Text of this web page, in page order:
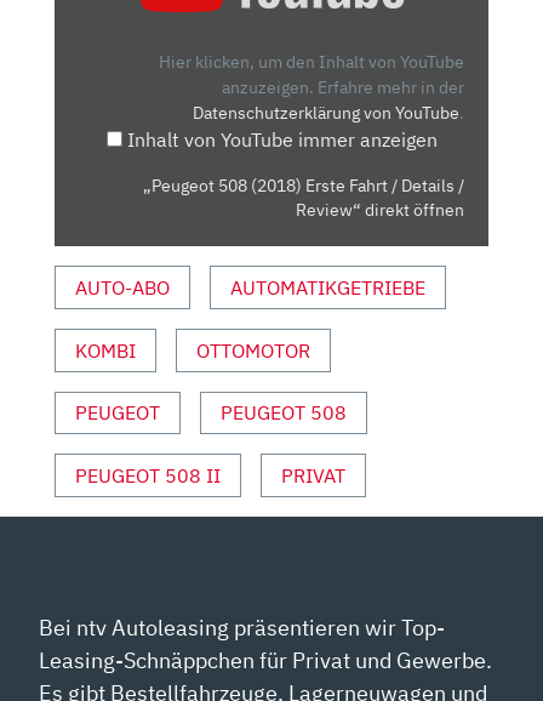
ANZEIGEN
Hier klicken, um den Inhalt von YouTube
anzuzeigen. Erfahre mehr in der
Datenschutzerklärung von YouTube.
Inhalt von YouTube immer anzeigen
„Peugeot 508 (2018) Erste Fahrt / Details /
Review“ direkt öffnen
AUTO-ABO AUTOMATIKGETRIEBE
KOMBI OTTOMOTOR
PEUGEOT PEUGEOT 508
PEUGEOT 508 II PRIVAT
Bei ntv Autoleasing präsentieren wir Top-
Leasing-Schnäppchen für Privat und Gewerbe.
Es gibt Bestellfahrzeuge, Lagerneuwagen und